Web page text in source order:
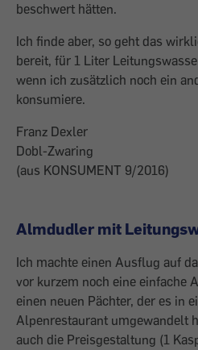
beschwert hätten.
Ich finde aber, so geht das
bereit, für 1 Liter
wenn ich zusätzlich noch ein
konsumiere.
Franz Dexler
Dobl-Zwaring
(aus KONSUMENT 9/2016)
Almdudler mit
Ich machte einen Ausflug auf
vor kurzem noch eine einfache
einen neuen Pächter, der es in
Alpenrestaurant umgewandelt
auch die Preisgestaltung (1